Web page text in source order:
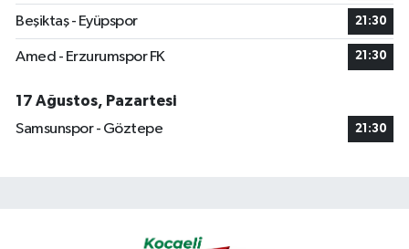
Beşiktaş - Eyüpspor 21:30
Amed - Erzurumspor FK 21:30
17 Ağustos, Pazartesi
Samsunspor - Göztepe
21:30